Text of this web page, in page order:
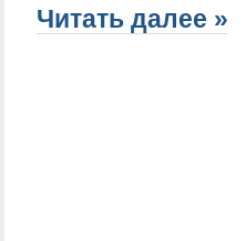
Читать далее »